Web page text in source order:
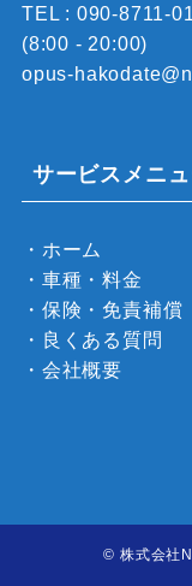
TEL : 090-8711-
(8:00 - 20:00)
opus-
サービスメニ
・ホーム
・車種・料金
・保険・免責補償
・良くある質問
・会社概要
© 株式会社